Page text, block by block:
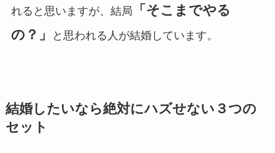
れると思いますが、結局
「そこまでやる
の？」
と思われる人が結婚しています。
結婚したいなら絶対にハズせない３つの
セット